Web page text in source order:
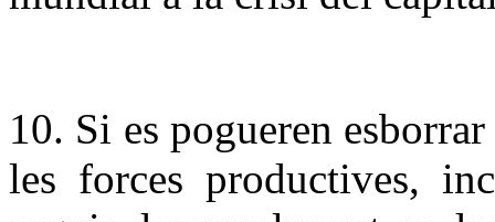
10. Si es pogueren
les forces productives,